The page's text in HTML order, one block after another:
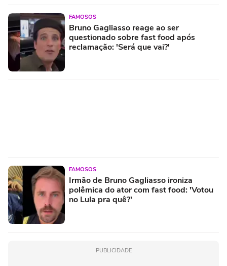
FAMOSOS
Bruno Gagliasso reage ao ser
questionado sobre fast food após
reclamação: 'Será que vai?'
FAMOSOS
Irmão de Bruno Gagliasso ironiza
polêmica do ator com fast food: 'Votou
no Lula pra quê?'
PUBLICIDADE